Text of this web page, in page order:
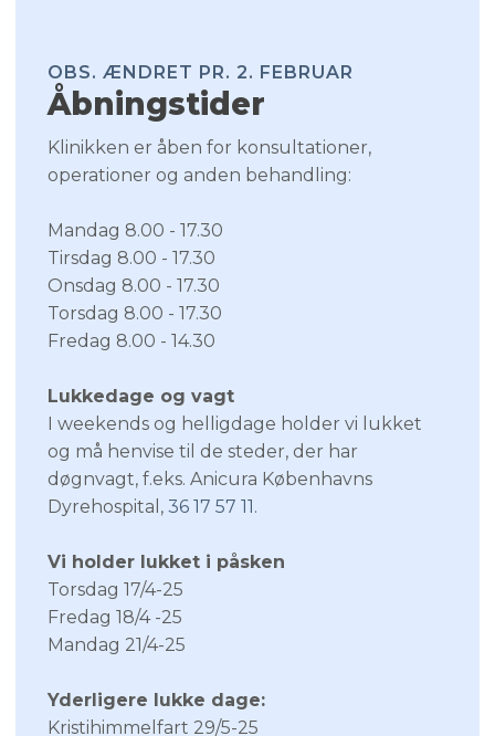
OBS. ÆNDRET PR. 2. FEBRUAR​
Åbningstider​
​Klinikken er åben for konsultationer,
operationer og anden behandling:
​Mandag 8.00 - 17.30
​Tirsdag 8.00 - 17.30
​Onsdag 8.00 - 17.30
​Torsdag 8.00 - 17.30
Fredag 8.00 - 14.30
Lukkedage og vagt
I weekends og helligdage holder vi lukket
og må henvise til de steder, der har
døgnvagt, f.eks. Anicura Københavns
Dyrehospital,36 17 57 11.
Vi holder lukket i påsken
Torsdag 17/4-25
Fredag 18/4 -25
Mandag 21/4-25​
Yderligere lukke dage:
Kristihimmelfart 29/5-25